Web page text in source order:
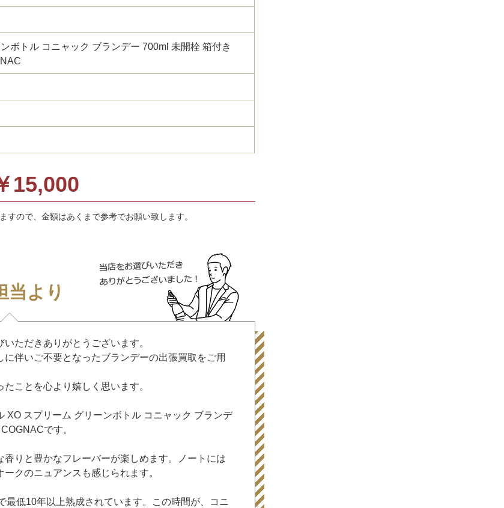
ボトル コニャック ブランデー 700ml 未開栓 箱付き
15,000
ので、金額はあくまで参考でお願い致します。
当より
ただきありがとうございます。
伴いご不要となったブランデーの出張買取をご用
ことを心より嬉しく思います。
XO スプリーム グリーンボトル コニャック ブランデ
です。
りと豊かなフレーバーが楽しめます。ノートには
クのニュアンスも感じられます。
低10年以上熟成されています。この時間が、コニ